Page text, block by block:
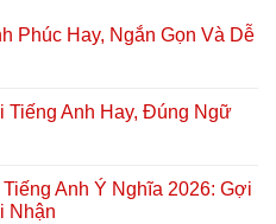
Phúc Hay, Ngắn Gọn Và Dễ
Anh Hay, Đúng Ngữ
Anh Ý Nghĩa 2026: Gợi
Nhận